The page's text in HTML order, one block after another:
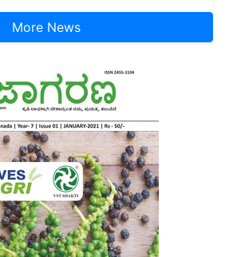
More News